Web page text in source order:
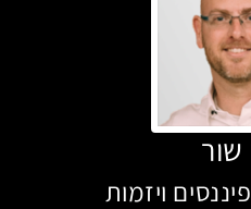
שור
ויזמות